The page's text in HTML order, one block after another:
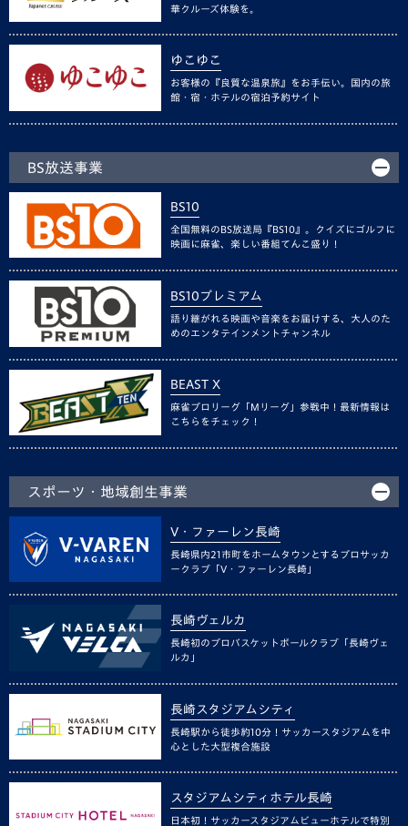
華クルーズ体験を。
ゆこゆこ
お客様の『良質な温泉旅』をお手伝い。国内の旅
館・宿・ホテルの宿泊予約サイト
BS放送事業
BS10
全国無料のBS放送局『BS10』。クイズにゴルフに
映画に麻雀、楽しい番組てんこ盛り！
BS10プレミアム
語り継がれる映画や音楽をお届けする、大人のた
めのエンタテインメントチャンネル
BEAST X
麻雀プロリーグ「Mリーグ」参戦中！最新情報は
こちらをチェック！
スポーツ・地域創生事業
V・ファーレン長崎
長崎県内21市町をホームタウンとするプロサッカ
ークラブ「V・ファーレン長崎」
長崎ヴェルカ
長崎初のプロバスケットボールクラブ「長崎ヴェ
ルカ」
長崎スタジアムシティ
長崎駅から徒歩約10分！サッカースタジアムを中
心とした大型複合施設
スタジアムシティホテル長崎
日本初！サッカースタジアムビューホテルで特別